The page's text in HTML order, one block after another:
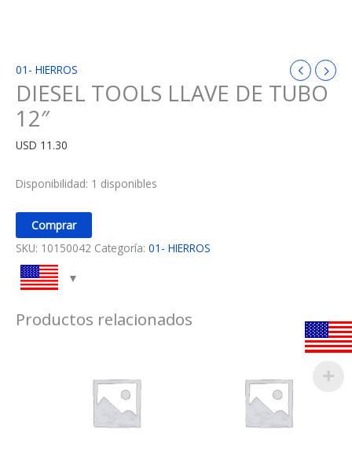
01- HIERROS
DIESEL TOOLS LLAVE DE TUBO
12″
USD 11.30
Disponibilidad: 1 disponibles
Comprar
SKU: 10150042 Categoría: 01- HIERROS
Productos relacionados